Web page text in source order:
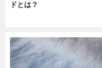
ドとは？